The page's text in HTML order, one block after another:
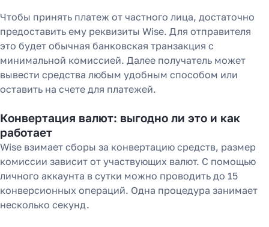
Чтобы принять платеж от частного лица, достаточно
предоставить ему реквизиты Wise. Для отправителя
это будет обычная банковская транзакция с
минимальной комиссией. Далее получатель может
вывести средства любым удобным способом или
оставить на счете для платежей.
Конвертация валют: выгодно ли это и как
работает
Wise взимает сборы за конвертацию средств, размер
комиссии зависит от участвующих валют. С помощью
личного аккаунта в сутки можно проводить до 15
конверсионных операций. Одна процедура занимает
несколько секунд.